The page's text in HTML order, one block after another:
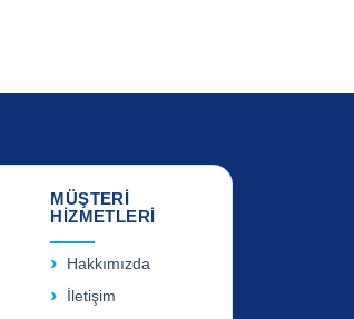
MÜŞTERİ
HİZMETLERİ
Hakkımızda
İletişim